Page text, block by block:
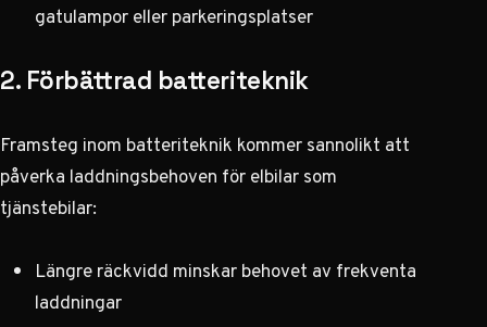
gatulampor eller parkeringsplatser
2. Förbättrad batteriteknik
Framsteg inom batteriteknik kommer sannolikt att
påverka laddningsbehoven för elbilar som
tjänstebilar:
Längre räckvidd minskar behovet av frekventa
laddningar